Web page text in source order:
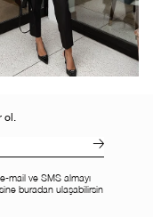
ol.
mail ve SMS almayı
buradan ulaşabilirsin